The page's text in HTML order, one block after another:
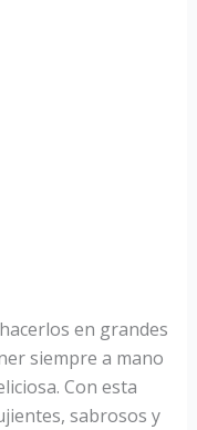
en grandes
siempre a mano
Con esta
sabrosos y